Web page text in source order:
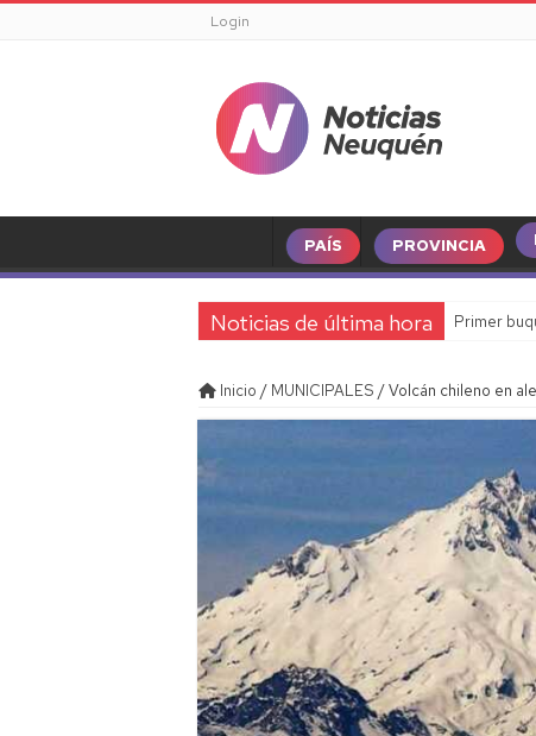
Login
PAÍS PROVINCIA
Noticias de última hora Primer
Inicio / MUNICIPALES /Volcán chileno en